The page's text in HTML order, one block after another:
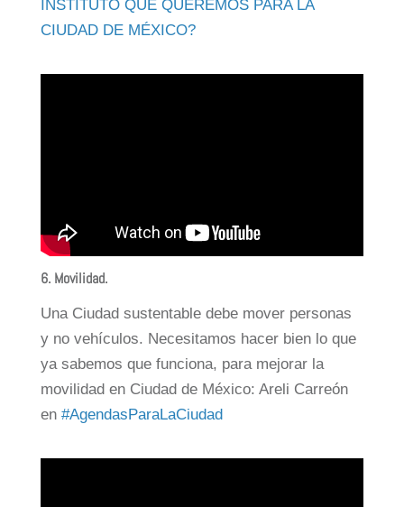
INSTITUTO QUE QUEREMOS PARA LA
CIUDAD DE MÉXICO?
6. Movilidad.
Una Ciudad sustentable debe mover personas
y no vehículos. Necesitamos hacer bien lo que
ya sabemos que funciona, para mejorar la
movilidad en Ciudad de México: Areli Carreón
en #AgendasParaLaCiudad